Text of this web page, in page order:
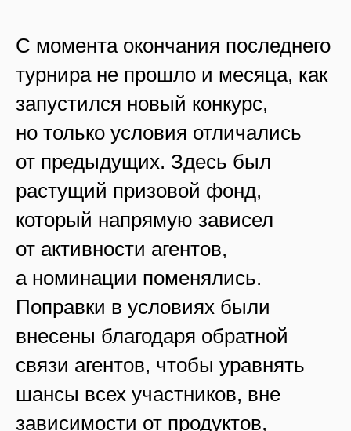
С момента окончания последнего
турнира не прошло и месяца, как
запустился новый конкурс,
но только условия отличались
от предыдущих. Здесь был
растущий призовой фонд,
который напрямую зависел
от активности агентов,
а номинации поменялись.
Поправки в условиях были
внесены благодаря обратной
связи агентов, чтобы уравнять
шансы всех участников, вне
зависимости от продуктов,